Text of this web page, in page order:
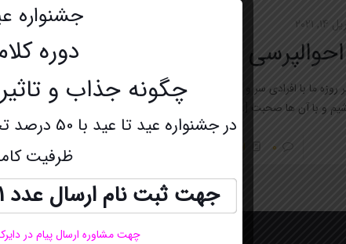
2021
ما با افرادی سر و کار داریم که
و با آن ها صحبت
0 اطلاعات بیشتر
جشنواره
دوره
چگونه جذاب و
در جشنواره عید تا عید با 50 درصد تخفیف بصورت آنلاین برگزار میشود.
ظرفیت
جهت ثبت نام ارسال عدد 1 به شماره
چهت مشاوره ارسال پیام در